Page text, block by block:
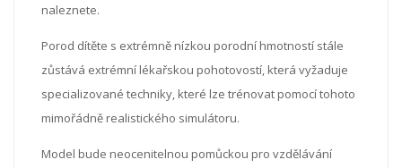
naleznete.
Porod dítěte s extrémně nízkou porodní hmotností stále
zůstává extrémní lékařskou pohotovostí, která vyžaduje
specializované techniky, které lze trénovat pomocí tohoto
mimořádně realistického simulátoru.
Model bude neocenitelnou pomůckou pro vzdělávání